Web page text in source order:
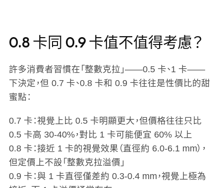
0.8 卡同 0.9 卡值不值得考慮？
許多消費者習慣在「整數克拉」——0.5 卡、1 卡——
下決定，但 0.7 卡、0.8 卡和 0.9 卡往往是性價比的甜
蜜點：
0.7 卡 ：視覺上比 0.5 卡明顯更大，但價格往往只比
0.5 卡高 30-40%，對比 1 卡可能便宜 60% 以上
0.8 卡 ：接近 1 卡的視覺效果（直徑約 6.0-6.1 mm），
但定價上不設「整數克拉溢價」
0.9 卡 ：與 1 卡直徑僅差約 0.3-0.4 mm，視覺上極為